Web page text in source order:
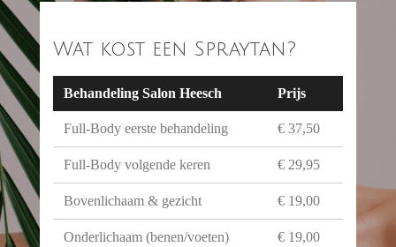
Wat kost een Spraytan?
Behandeling Salon Heesch Prijs
Full-Body eerste behandeling € 37,50
Full-Body volgende keren € 29,95
Bovenlichaam & gezicht € 19,00
Onderlichaam (benen/voeten) € 19,00